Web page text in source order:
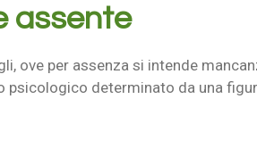
assente
ove per assenza si intende
determinato da una